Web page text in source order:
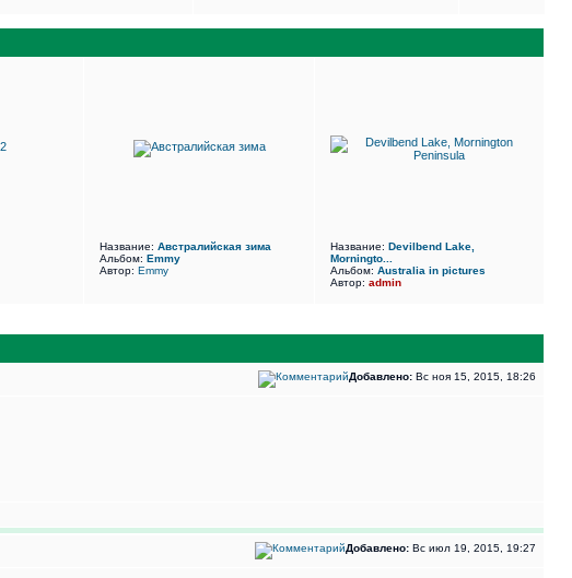
Название: Австралийская зима
Альбом: Emmy
Автор: Emmy
Название: Devilbend Lake,
Morningto...
Альбом: Australia in pictures
Автор: admin
Добавлено: Вс ноя 15, 2015, 18:26
Добавлено: Вс июл 19, 2015, 19:27